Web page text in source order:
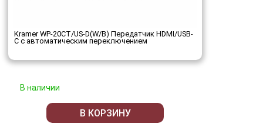
Kramer WP-20CT/US-D(W/B) Передатчик HDMI/USB-
C с автоматическим переключением
В наличии
В КОРЗИНУ